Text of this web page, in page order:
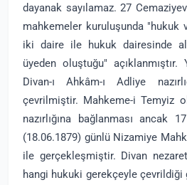
dayanak sayılamaz. 27
mahkemeler kuruluşunda "hukuk
iki daire ile hukuk dairesinde
üyeden oluştuğu" açıklanmıştır.
Divan-ı Ahkâm-ı Adliye
çevrilmiştir. Mahkeme-i Temyiz
nazırlığına bağlanması ancak
(18.06.1879) günlü Nizamiye
ile gerçekleşmiştir. Divan
hangi hukuki gerekçeyle